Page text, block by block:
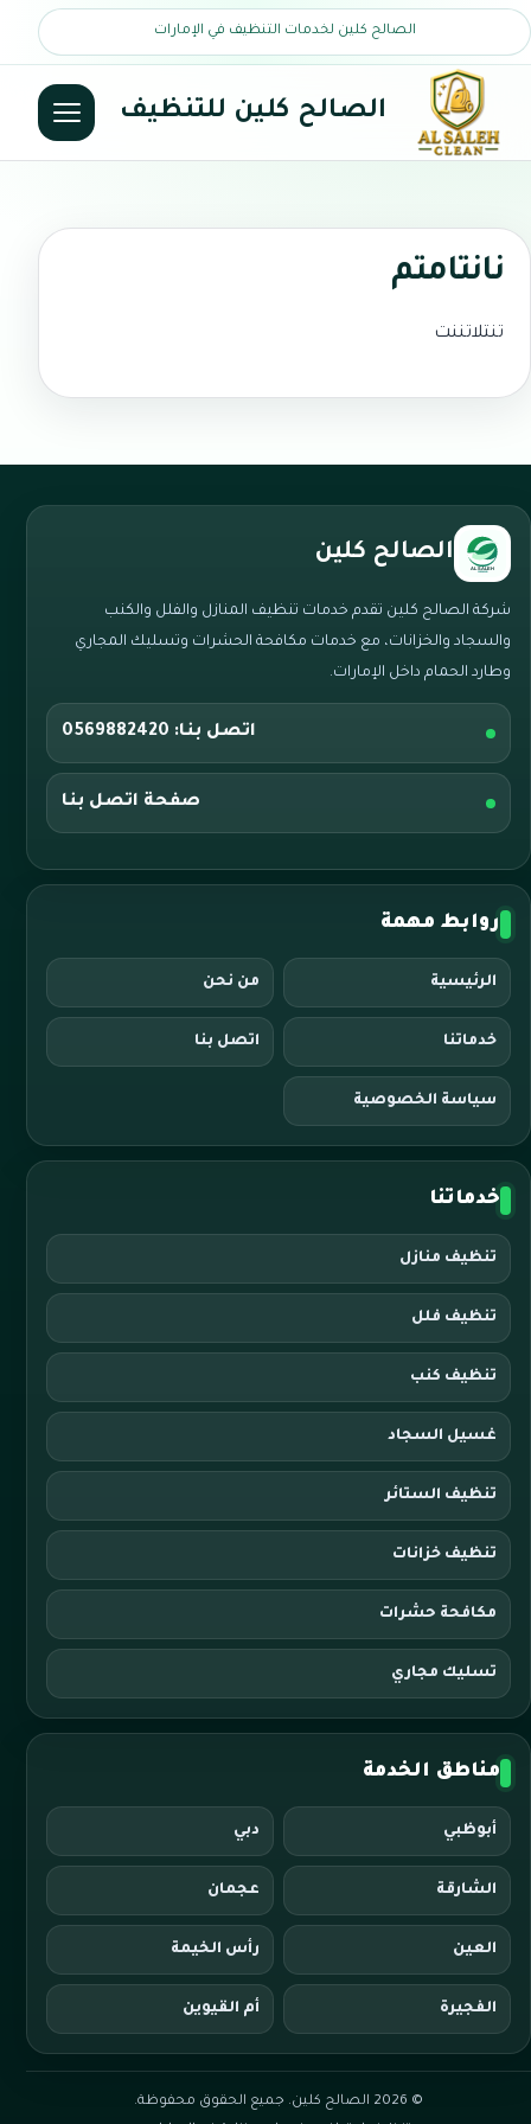
الصالح كلين لخدمات التنظيف في الإمارات
الصالح كلين للتنظيف
نانتامتم
تنتلاتننت
الصالح كلين
شركة الصالح كلين تقدم خدمات تنظيف المنازل والفلل والكنب
والسجاد والخزانات، مع خدمات مكافحة الحشرات وتسليك المجاري
وطارد الحمام داخل الإمارات.
اتصل بنا: 0569882420
صفحة اتصل بنا
روابط مهمة
الرئيسية من نحن
خدماتنا اتصل بنا
سياسة الخصوصية
خدماتنا
تنظيف منازل
تنظيف فلل
تنظيف كنب
غسيل السجاد
تنظيف الستائر
تنظيف خزانات
مكافحة حشرات
تسليك مجاري
مناطق الخدمة
أبوظبي دبي
الشارقة عجمان
العين رأس الخيمة
الفجيرة أم القيوين
© 2026 الصالح كلين. جميع الحقوق محفوظة.